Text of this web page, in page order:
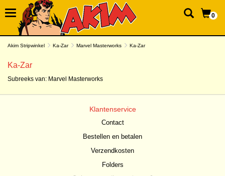
0
Akim Stripwinkel Ka-Zar Marvel Masterworks Ka-Zar
Ka-Zar
Subreeks van: Marvel Masterworks
Klantenservice
Contact
Bestellen en betalen
Verzendkosten
Folders